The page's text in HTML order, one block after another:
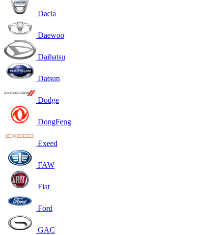
Dacia
Daewoo
Daihatsu
Datsun
Dodge
DongFeng
Exeed
FAW
Fiat
Ford
GAC